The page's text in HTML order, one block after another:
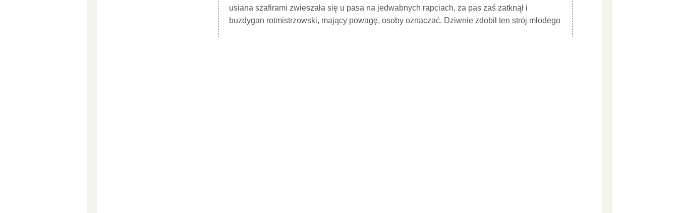
usiana szafirami zwieszała się u pasa na jedwabnych rapciach, za pas zaś zatknął i
buzdygan rotmistrzowski, mający powagę, osoby oznaczać. Dziwnie zdobił ten strój młodego